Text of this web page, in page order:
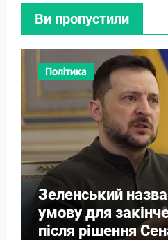
Ви пропустили
Політика
Зеленський
умову для
після рішення